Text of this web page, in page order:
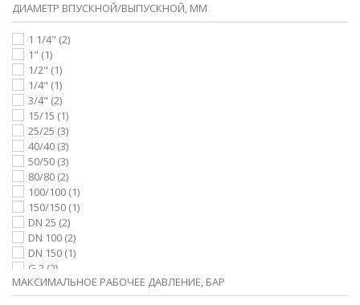
ДИАМЕТР ВПУСКНОЙ/ВЫПУСКНОЙ, ММ
1 1/4" (2)
1" (1)
1/2" (1)
1/4" (1)
3/4" (2)
15/15 (1)
25/25 (3)
40/40 (3)
50/50 (3)
80/80 (2)
100/100 (1)
150/150 (1)
DN 25 (2)
DN 100 (2)
DN 150 (1)
G 2 (2)
МАКСИМАЛЬНОЕ РАБОЧЕЕ ДАВЛЕНИЕ, БАР